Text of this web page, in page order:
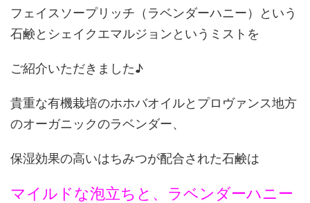
フェイスソープリッチ（ラベンダーハニー）という
石鹸とシェイクエマルジョンというミストを
ご紹介いただきました♪
貴重な有機栽培のホホバオイルとプロヴァンス地方
のオーガニックのラベンダー、
保湿効果の高いはちみつが配合された石鹸は
マイルドな泡立ちと、ラベンダーハニー